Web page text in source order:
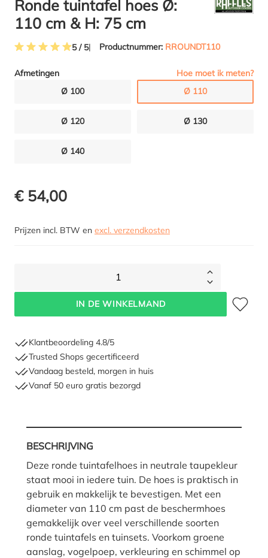
Ronde tuintafel hoes Ø:
110 cm & H: 75 cm
5 / 5 Productnummer: RROUNDT110
Afmetingen
Hoe moet ik meten?
Ø 100
Ø 110
Ø 120 Ø 130
Ø 140
€ 54,00
Prijzen incl. BTW en excl. verzendkosten
1
IN DE WINKELMAND
Klantbeoordeling 4.8/5
Trusted Shops gecertificeerd
Vandaag besteld, morgen in huis
Vanaf 50 euro gratis bezorgd
BESCHRIJVING
Deze ronde tuintafelhoes in neutrale taupekleur
staat mooi in iedere tuin. De hoes is praktisch in
gebruik en makkelijk te bevestigen. Met een
diameter van 110 cm past de beschermhoes
gemakkelijk over veel verschillende soorten
ronde tuintafels en tuinsets. Voorkom groene
aanslag, vogelpoep, verkleuring en schimmel op